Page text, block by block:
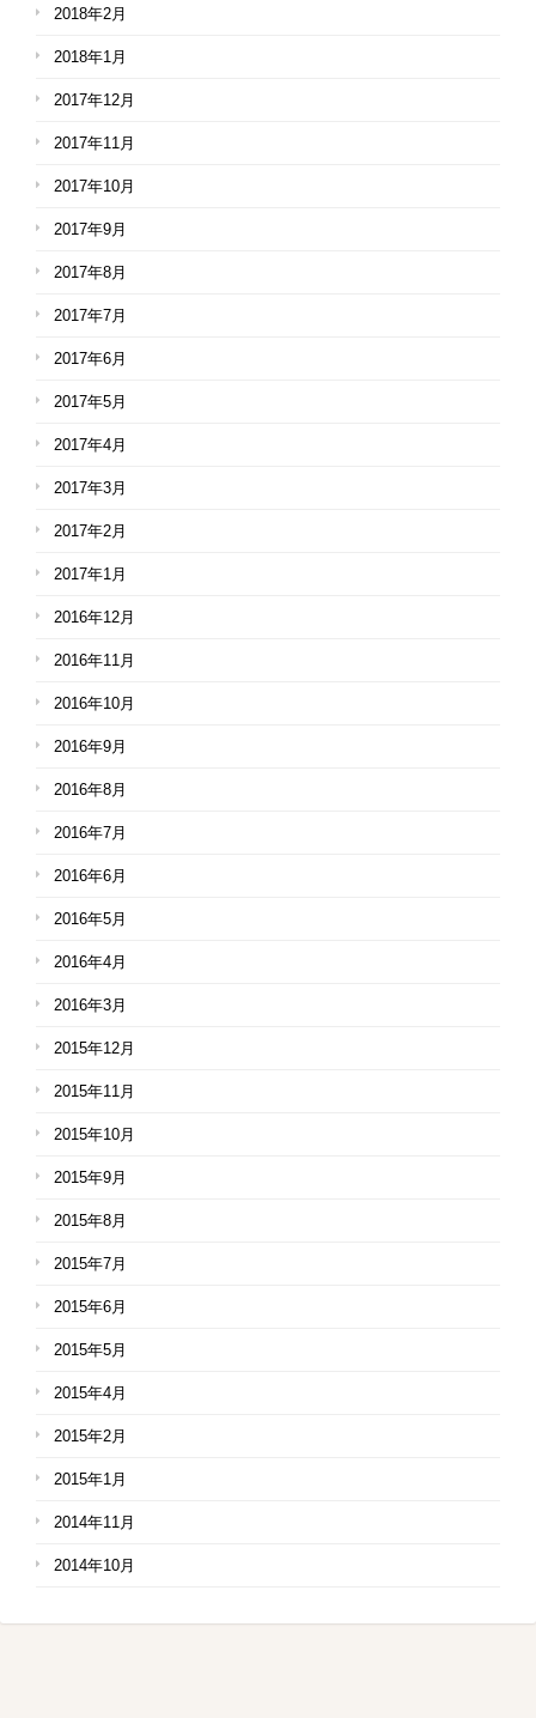
2018年2月
2018年1月
2017年12月
2017年11月
2017年10月
2017年9月
2017年8月
2017年7月
2017年6月
2017年5月
2017年4月
2017年3月
2017年2月
2017年1月
2016年12月
2016年11月
2016年10月
2016年9月
2016年8月
2016年7月
2016年6月
2016年5月
2016年4月
2016年3月
2015年12月
2015年11月
2015年10月
2015年9月
2015年8月
2015年7月
2015年6月
2015年5月
2015年4月
2015年2月
2015年1月
2014年11月
2014年10月